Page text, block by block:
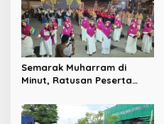
Semarak Muharram di
Minut, Ratusan Peserta
Pererat Silaturahmi Umat